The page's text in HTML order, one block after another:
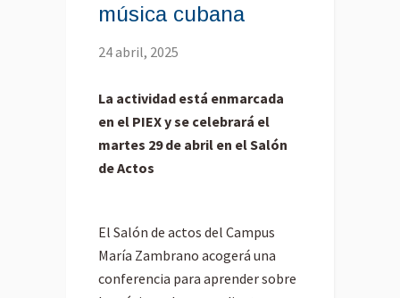
música cubana
24 abril, 2025
La actividad está enmarcada
en el PIEX y se celebrará el
martes 29 de abril en el Salón
de Actos
El Salón de actos del Campus
María Zambrano acogerá una
conferencia para aprender sobre